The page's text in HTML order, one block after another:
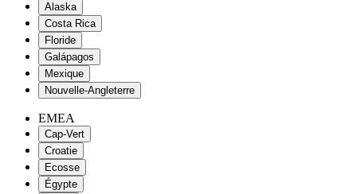
Alaska
Costa Rica
Floride
Galápagos
Mexique
Nouvelle-Angleterre
EMEA
Cap-Vert
Croatie
Ecosse
Égypte